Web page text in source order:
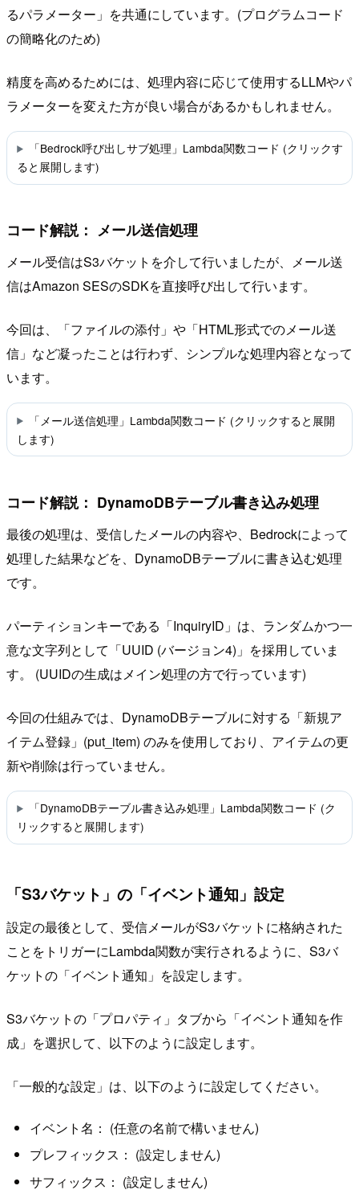
るパラメーター」を共通にしています。(プログラムコード
の簡略化のため)
精度を高めるためには、処理内容に応じて使用するLLMやパ
ラメーターを変えた方が良い場合があるかもしれません。
「Bedrock呼び出しサブ処理」Lambda関数コード (クリックす
ると展開します)
コード解説： メール送信処理
メール受信はS3バケットを介して行いましたが、メール送
信はAmazon SESのSDKを直接呼び出して行います。
今回は、「ファイルの添付」や「HTML形式でのメール送
信」など凝ったことは行わず、シンプルな処理内容となって
います。
「メール送信処理」Lambda関数コード (クリックすると展開
します)
コード解説： DynamoDBテーブル書き込み処理
最後の処理は、受信したメールの内容や、Bedrockによって
処理した結果などを、DynamoDBテーブルに書き込む処理
です。
パーティションキーである「InquiryID」は、ランダムかつ一
意な文字列として「UUID (バージョン4)」を採用していま
す。 (UUIDの生成はメイン処理の方で行っています)
今回の仕組みでは、DynamoDBテーブルに対する「新規ア
イテム登録」(put_item) のみを使用しており、アイテムの更
新や削除は行っていません。
「DynamoDBテーブル書き込み処理」Lambda関数コード (ク
リックすると展開します)
「S3バケット」の「イベント通知」設定
設定の最後として、受信メールがS3バケットに格納された
ことをトリガーにLambda関数が実行されるように、S3バ
ケットの「イベント通知」を設定します。
S3バケットの「プロパティ」タブから「イベント通知を作
成」を選択して、以下のように設定します。
「一般的な設定」は、以下のように設定してください。
イベント名： (任意の名前で構いません)
プレフィックス： (設定しません)
サフィックス： (設定しません)